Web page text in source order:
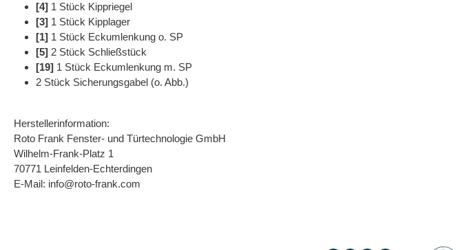
[4] 1 Stück Kippriegel
[3] 1 Stück Kipplager
[1] 1 Stück Eckumlenkung o. SP
[5] 2 Stück Schließstück
[19] 1 Stück Eckumlenkung m. SP
2 Stück Sicherungsgabel (o. Abb.)
Herstellerinformation:
Roto Frank Fenster- und Türtechnologie GmbH
Wilhelm-Frank-Platz 1
70771 Leinfelden-Echterdingen
E-Mail: info@roto-frank.com